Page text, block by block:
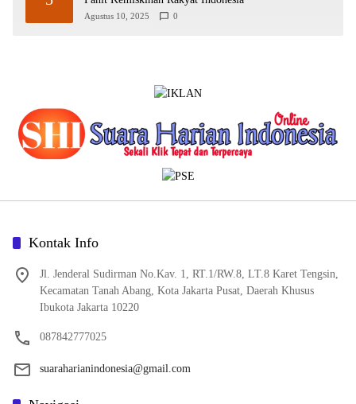
Agustus 10, 2025 0
Kontak Info
Jl. Jenderal Sudirman No.Kav. 1, RT.1/RW.8, LT.8 Karet Tengsin,
Kecamatan Tanah Abang, Kota Jakarta Pusat, Daerah Khusus
Ibukota Jakarta 10220
087842777025
suaraharianindonesia@gmail.com